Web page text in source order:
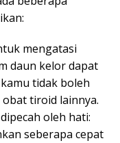
mengatasi
daun kelor dapat
tidak boleh
tiroid lainnya.
oleh hati:
seberapa cepat